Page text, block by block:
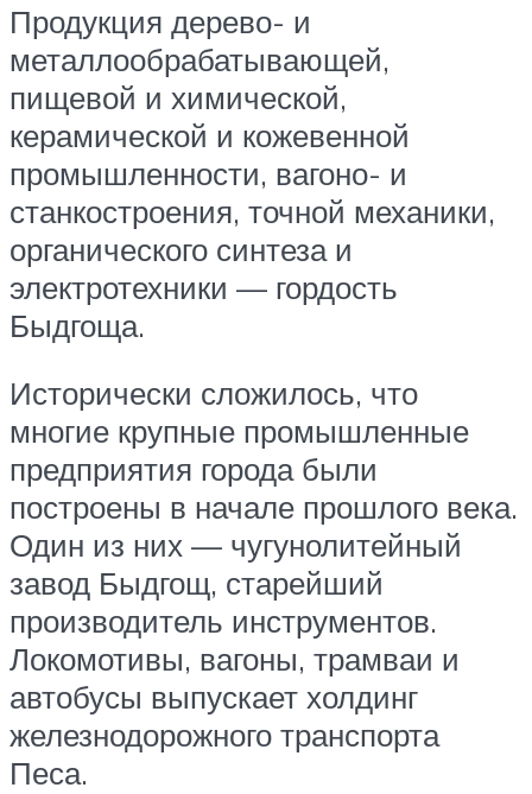
Продукция дерево- и
металлообрабатывающей,
пищевой и химической,
керамической и кожевенной
промышленности, вагоно- и
станкостроения, точной механики,
органического синтеза и
электротехники — гордость
Быдгоща.
Исторически сложилось, что
многие крупные промышленные
предприятия города были
построены в начале прошлого века.
Один из них — чугунолитейный
завод Быдгощ, старейший
производитель инструментов.
Локомотивы, вагоны, трамваи и
автобусы выпускает холдинг
железнодорожного транспорта
Песа.